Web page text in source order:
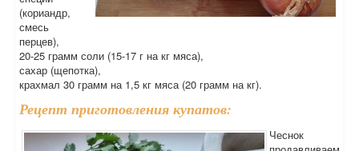
(кориандр,
смесь
перцев),
20-25 грамм соли (15-17 г на кг мяса),
сахар (щепотка),
крахмал 30 грамм на 1,5 кг мяса (20 грамм на кг).
Рецепт приготовления купатов:
Чеснок